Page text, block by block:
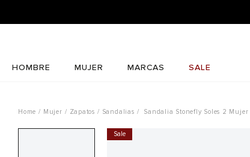
HOMBRE MUJER MARCAS SALE
Mujer Zapatos Sandalias Sandalia Stonefly Soles 2 Mujer
Sale